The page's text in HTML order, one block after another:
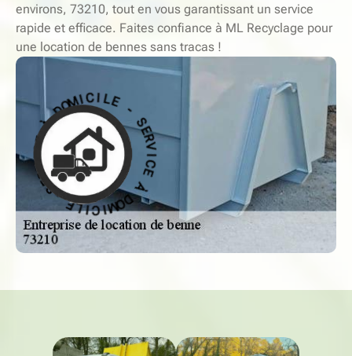
environs, 73210, tout en vous garantissant un service
rapide et efficace. Faites confiance à ML Recyclage pour
une location de bennes sans tracas !
S
E
R
V
I
C
E
À
D
O
M
I
C
ILE - SE R
V I
C
E
À
D
O
M
I
C
I
L
E
-